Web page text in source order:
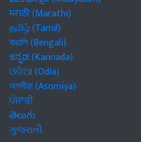
मराठी (Marathi)
தமிழ் (Tamil)
বাঙালি (Bengali)
ಕನ್ನಡ (Kannada)
ଓଡିଆ (Odia)
অসমীয়া (Asomiya)
ਪੰਜਾਬੀ
తెలుగు
ગુજરાતી